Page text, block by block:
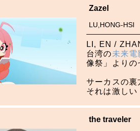
Zazel
LU,HONG-HSI
LI, EN /
台湾の未来電
像祭」より
サーカスの
それは激し
the traveler